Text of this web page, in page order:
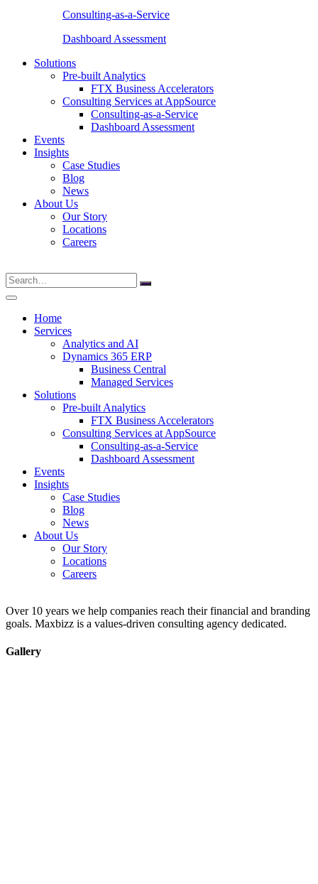
Consulting-as-a-Service
Dashboard Assessment
Solutions
Pre-built Analytics
FTX Business Accelerators
Consulting Services at AppSource
Consulting-as-a-Service
Dashboard Assessment
Events
Insights
Case Studies
Blog
News
About Us
Our Story
Locations
Careers
Search
for:
Home
Services
Analytics and AI
Dynamics 365 ERP
Business Central
Managed Services
Solutions
Pre-built Analytics
FTX Business Accelerators
Consulting Services at AppSource
Consulting-as-a-Service
Dashboard Assessment
Events
Insights
Case Studies
Blog
News
About Us
Our Story
Locations
Careers
Over 10 years we help companies reach their financial and branding
goals. Maxbizz is a values-driven consulting agency dedicated.
Gallery